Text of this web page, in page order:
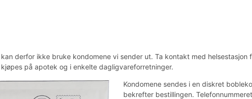
derfor ikke bruke kondomene vi sender ut. Ta kontakt med helsestasjon
på apotek og i enkelte dagligvareforretninger.
Kondomene sendes i en diskret
bekrefter bestillingen.